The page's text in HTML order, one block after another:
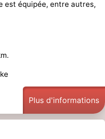
est équipée, entre autres,
Plus d'informations